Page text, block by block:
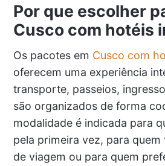
Por que escolher
Cusco com hotéis
Os pacotes em Cusco com
oferecem uma experiência
transporte, passeios,
são organizados de forma
modalidade é indicada para
pela primeira vez, para
de viagem ou para quem